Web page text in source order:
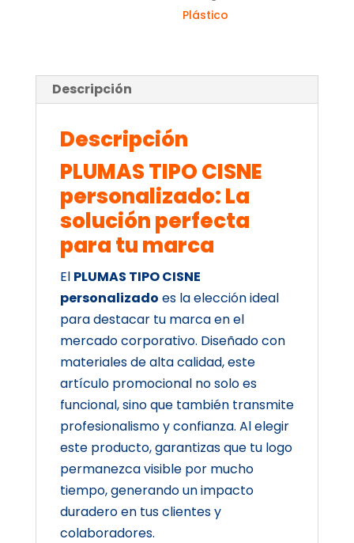
Plástico
Descripción
Descripción
PLUMAS TIPO CISNE
personalizado: La
solución perfecta
para tu marca
El PLUMAS TIPO CISNE
personalizado es la elección ideal
para destacar tu marca en el
mercado corporativo. Diseñado con
materiales de alta calidad, este
artículo promocional no solo es
funcional, sino que también transmite
profesionalismo y confianza. Al elegir
este producto, garantizas que tu logo
permanezca visible por mucho
tiempo, generando un impacto
duradero en tus clientes y
colaboradores.